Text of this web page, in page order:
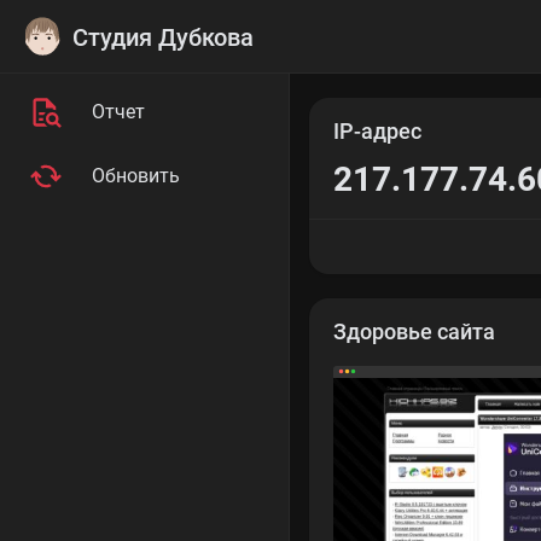
Студия Дубкова
Отчет
Обновить
IP-адрес
Здоровье сайта